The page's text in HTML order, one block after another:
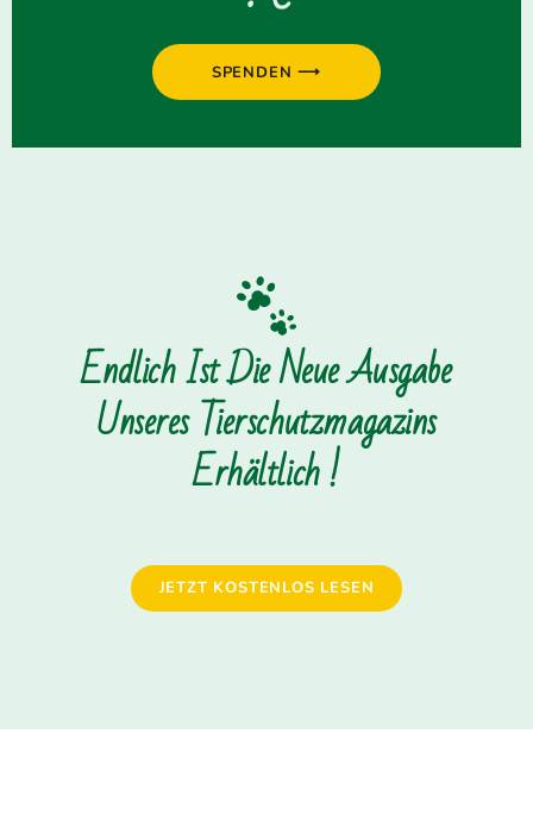
SPENDEN ⟶
Endlich Ist Die Neue Ausgabe
Unseres Tierschutzmagazins
Erhältlich !
JETZT KOSTENLOS LESEN